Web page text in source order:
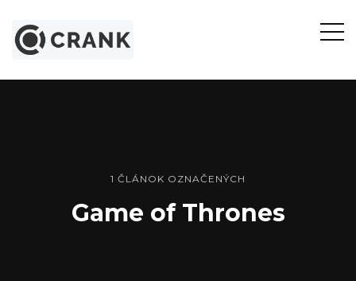
1 ČLÁNOK OZNAČENÝCH
Game of Thrones